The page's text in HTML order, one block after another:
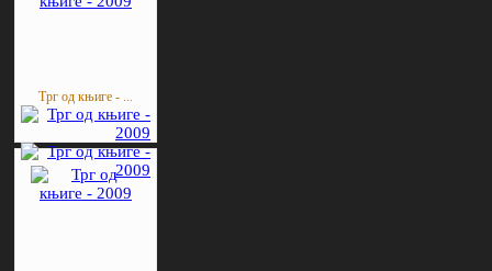
Трг од књиге - ...